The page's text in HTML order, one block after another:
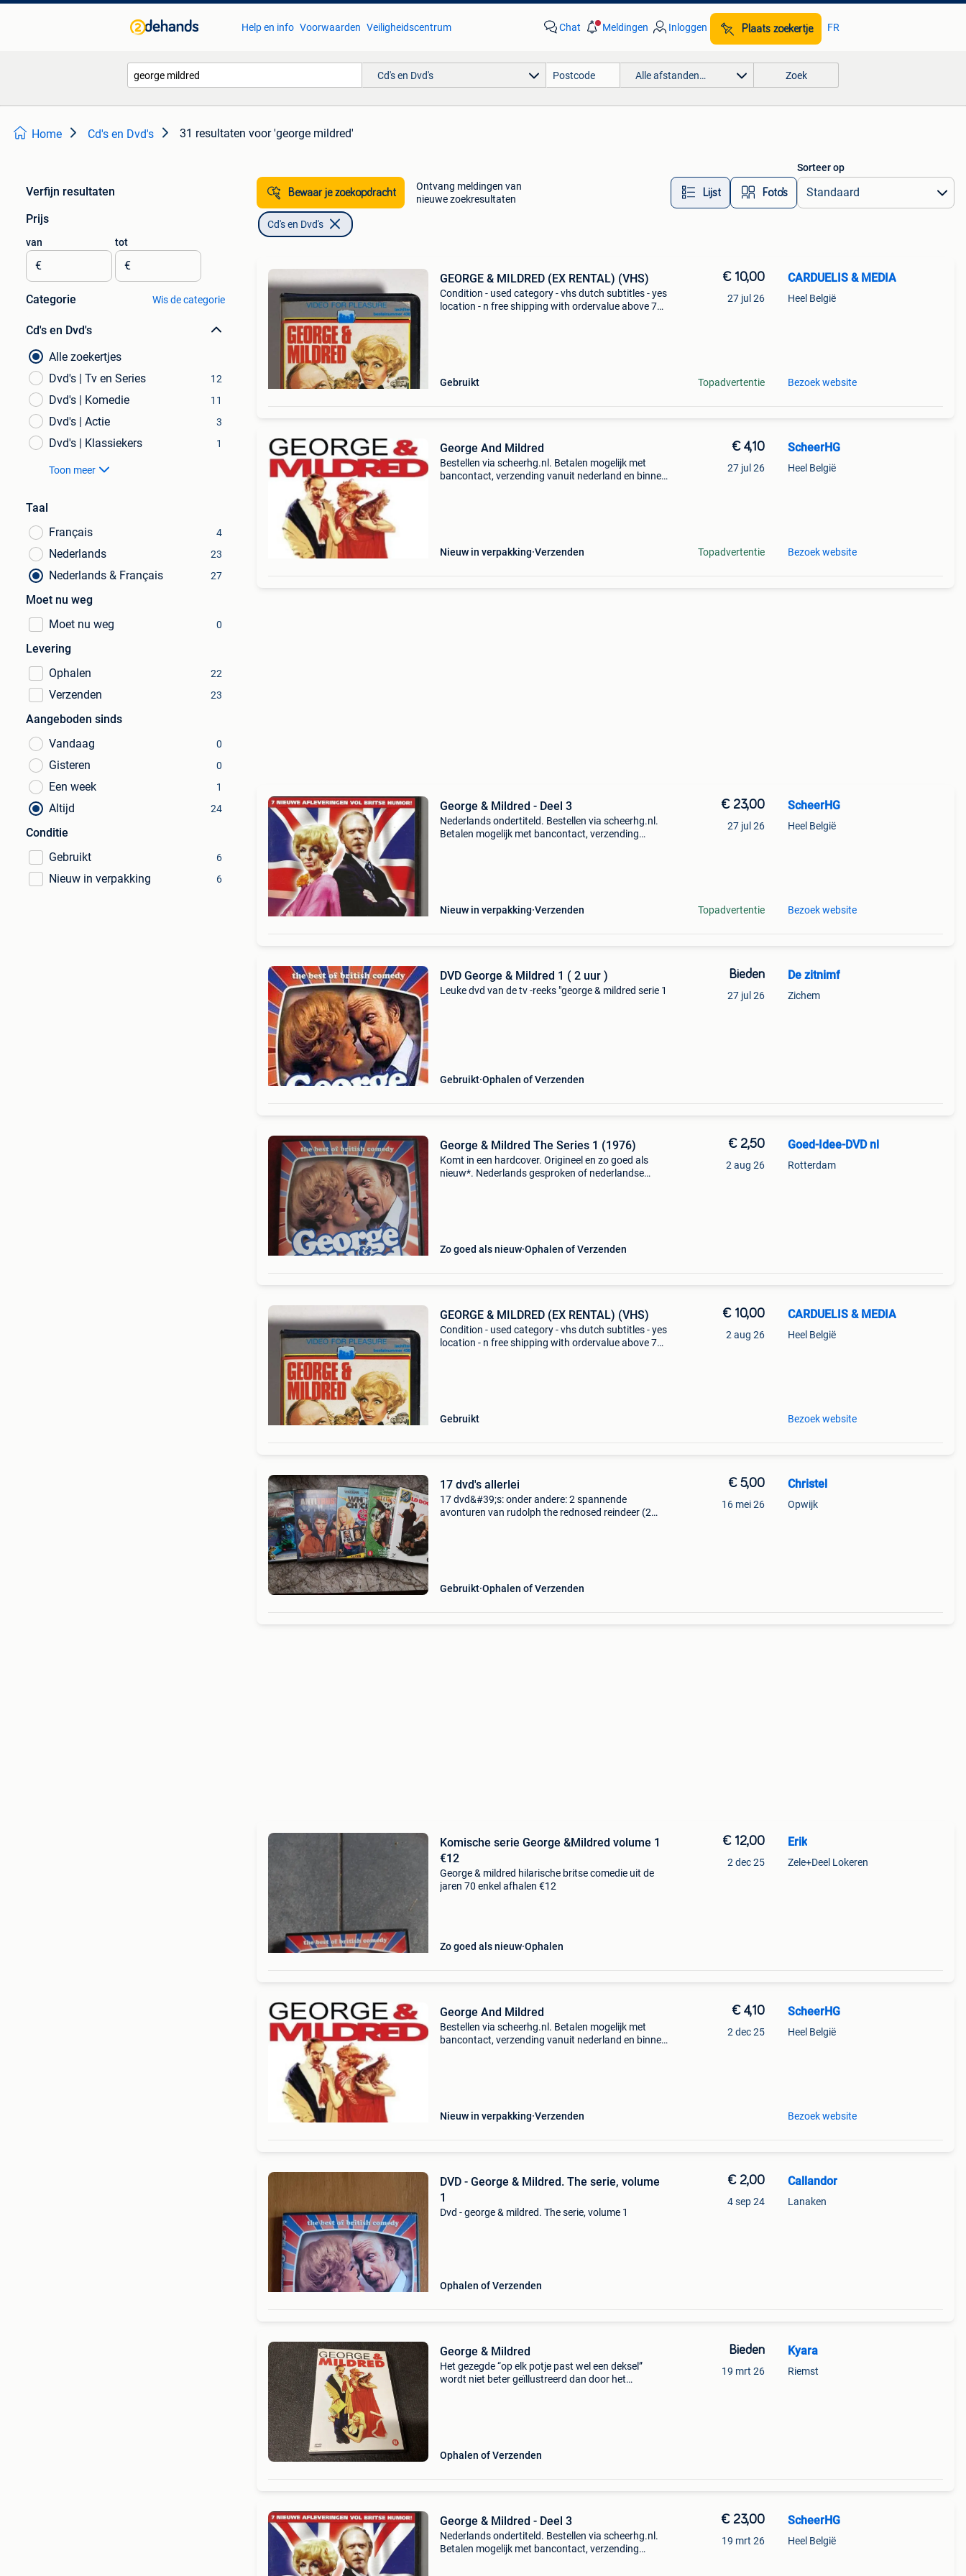
Help en info Voorwaarden Veiligheidscentrum Chat Meldingen Inloggen Plaats zoekertje FR
Cd's en Dvd's Alle afstanden… Zoek
Home Cd's en Dvd's 31 resultaten voor 'george mildred'
Verfijn resultaten
Prijs
van
€
tot
€
Categorie Wis de categorie
Cd's en Dvd's
Alle zoekertjes
Dvd's | Tv en Series
12
Dvd's | Komedie 11
Dvd's | Actie 3
Dvd's | Klassiekers 1
Toon meer
Taal
Français
4
Nederlands 23
Nederlands & Français 27
Moet nu weg
Moet nu weg
0
Levering
Ophalen
22
Verzenden 23
Aangeboden sinds
Vandaag
0
Gisteren 0
Een week 1
Altijd 24
Conditie
Gebruikt
6
Nieuw in verpakking 6
Bewaar je zoekopdracht
Ontvang meldingen van
nieuwe zoekresultaten
Lijst Foto’s
Sorteer op
Cd's en Dvd's
GEORGE & MILDRED (EX RENTAL) (VHS)
Condition - used category - vhs dutch subtitles - yes
location - n free shipping with ordervalue above 75
Gebruikt
€ 10,00
27 jul 26
Topadvertentie
CARDUELIS & MEDIA
Heel België
Bezoek website
George And Mildred
Bestellen via scheerhg.nl. Betalen mogelijk met
bancontact, verzending vanuit nederland en binnen
Nieuw in verpakking Verzenden
€ 4,10
27 jul 26
Topadvertentie
ScheerHG
Heel België
Bezoek website
George & Mildred - Deel 3
Nederlands ondertiteld. Bestellen via scheerhg.nl.
Betalen mogelijk met bancontact, verzending
Nieuw in verpakking Verzenden
€ 23,00
27 jul 26
Topadvertentie
ScheerHG
Heel België
Bezoek website
DVD George & Mildred 1 ( 2 uur )
Leuke dvd van de tv -reeks "george & mildred serie 1
Gebruikt Ophalen of Verzenden
Bieden
27 jul 26
De zitnimf
Zichem
George & Mildred The Series 1 (1976)
Komt in een hardcover. Origineel en zo goed als
nieuw*. Nederlands gesproken of nederlandse
Zo goed als nieuw Ophalen of Verzenden
€ 2,50
2 aug 26
Goed-Idee-DVD nl
Rotterdam
GEORGE & MILDRED (EX RENTAL) (VHS)
Condition - used category - vhs dutch subtitles - yes
location - n free shipping with ordervalue above 75
Gebruikt
€ 10,00
2 aug 26
CARDUELIS & MEDIA
Heel België
Bezoek website
17 dvd's allerlei
17 dvd&#39;s: onder andere: 2 spannende
avonturen van rudolph the rednosed reindeer (2
Gebruikt Ophalen of Verzenden
€ 5,00
16 mei 26
Christel
Opwijk
Komische serie George &Mildred volume 1
€12
George & mildred hilarische britse comedie uit de
jaren 70 enkel afhalen €12
Zo goed als nieuw Ophalen
€ 12,00
2 dec 25
Erik
Zele+Deel Lokeren
George And Mildred
Bestellen via scheerhg.nl. Betalen mogelijk met
bancontact, verzending vanuit nederland en binnen
Nieuw in verpakking Verzenden
€ 4,10
2 dec 25
ScheerHG
Heel België
Bezoek website
DVD - George & Mildred. The serie, volume
1
Dvd - george & mildred. The serie, volume 1
Ophalen of Verzenden
€ 2,00
4 sep 24
Callandor
Lanaken
George & Mildred
Het gezegde “op elk potje past wel een deksel”
wordt niet beter geïllustreerd dan door het
Ophalen of Verzenden
Bieden
19 mrt 26
Kyara
Riemst
George & Mildred - Deel 3
Nederlands ondertiteld. Bestellen via scheerhg.nl.
Betalen mogelijk met bancontact, verzending
€ 23,00
19 mrt 26
ScheerHG
Heel België